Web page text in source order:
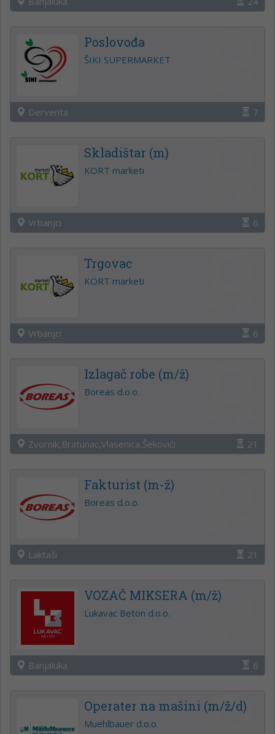
Poslovođa
ŠIKI SUPERMARKET
Derventa 7
Skladištar (m)
KORT marketi
Vrbanjci 6
Trgovac
KORT marketi
Vrbanjci 6
Izlagač robe (m/ž)
Boreas d.o.o.
Zvornik,Bratunac,Vlasenica,Šekovići 21
Fakturist (m-ž)
Boreas d.o.o.
Laktaši 21
VOZAČ MIKSERA (m/ž)
Lukavac Beton d.o.o.
Banjaluka 6
Operater na mašini (m/ž/d)
Muehlbauer d.o.o.